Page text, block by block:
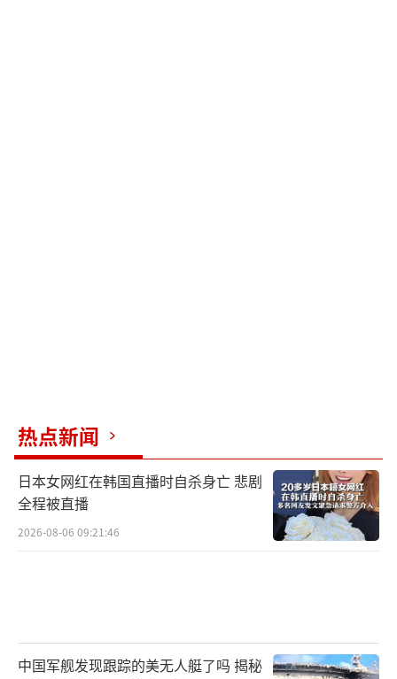
热点新闻
日本女网红在韩国直播时自杀身亡 悲剧
全程被直播
2026-08-06 09:21:46
中国军舰发现跟踪的美无人艇了吗 揭秘